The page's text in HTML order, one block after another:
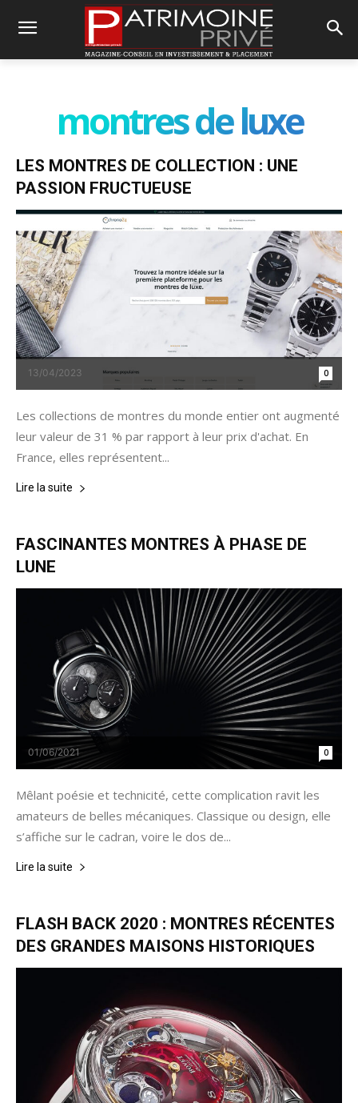
montres de luxe
LES MONTRES DE COLLECTION : UNE
PASSION FRUCTUEUSE
13/04/2023 0
Les collections de montres du monde entier ont augmenté
leur valeur de 31 % par rapport à leur prix d'achat. En
France, elles représentent...
Lire la suite
FASCINANTES MONTRES À PHASE DE
LUNE
01/06/2021 0
Mêlant poésie et technicité, cette complication ravit les
amateurs de belles mécaniques. Classique ou design, elle
s’affiche sur le cadran, voire le dos de...
Lire la suite
FLASH BACK 2020 : MONTRES RÉCENTES
DES GRANDES MAISONS HISTORIQUES